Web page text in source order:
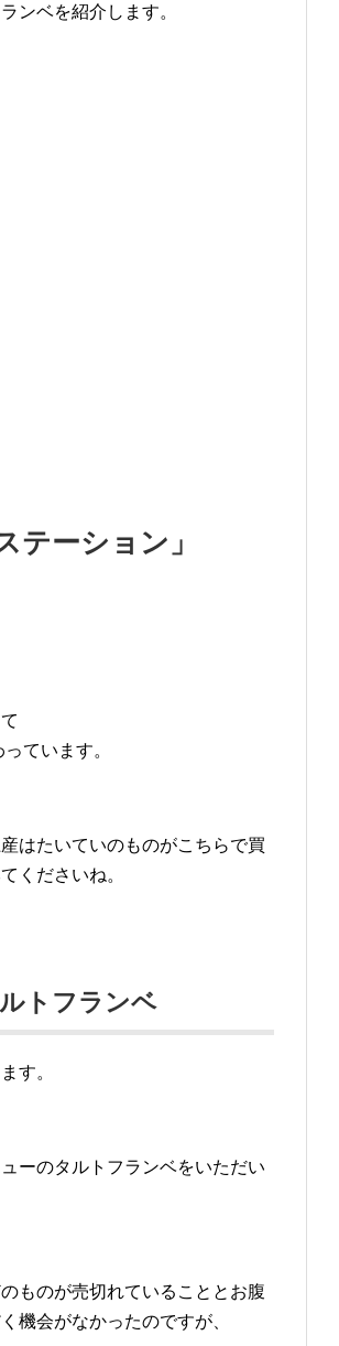
ンベを紹介します。
テーション」
ています。
はたいていのものがこちらで買
くださいね。
トフランベ
す。
ーのタルトフランベをいただい
ものが売切れていることとお腹
機会がなかったのですが、